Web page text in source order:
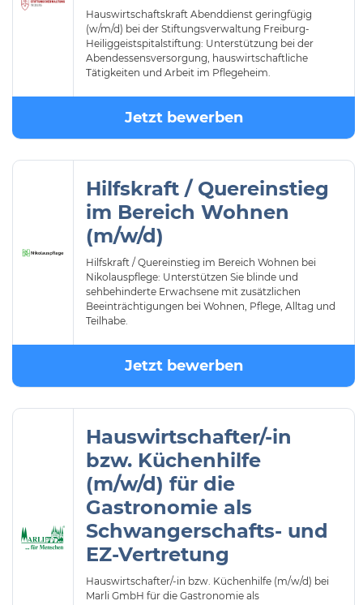
Hauswirtschaftskraft Abenddienst geringfügig
(w/m/d) bei der Stiftungsverwaltung Freiburg-
Heiliggeistspitalstiftung: Unterstützung bei der
Abendessensversorgung, hauswirtschaftliche
Tätigkeiten und Arbeit im Pflegeheim.
Jetzt bewerben
Hilfskraft / Quereinstieg
im Bereich Wohnen
(m/w/d)
Hilfskraft / Quereinstieg im Bereich Wohnen bei
Nikolauspflege: Unterstützen Sie blinde und
sehbehinderte Erwachsene mit zusätzlichen
Beeinträchtigungen bei Wohnen, Pflege, Alltag und
Teilhabe.
Jetzt bewerben
Hauswirtschafter/-in
bzw. Küchenhilfe
(m/w/d) für die
Gastronomie als
Schwangerschafts- und
EZ-Vertretung
Hauswirtschafter/-in bzw. Küchenhilfe (m/w/d) bei
Marli GmbH für die Gastronomie als